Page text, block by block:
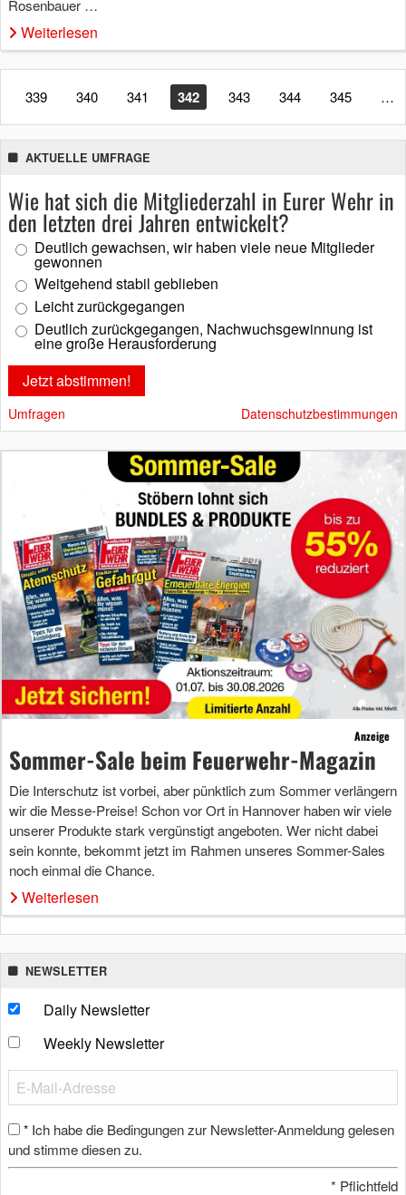
Rosenbauer …
Weiterlesen
339 340 341 342 343 344 345 …
AKTUELLE UMFRAGE
Wie hat sich die Mitgliederzahl in Eurer Wehr in
den letzten drei Jahren entwickelt?
Deutlich gewachsen, wir haben viele neue Mitglieder
gewonnen
Weitgehend stabil geblieben
Leicht zurückgegangen
Deutlich zurückgegangen, Nachwuchsgewinnung ist
eine große Herausforderung
Umfragen Datenschutzbestimmungen
Anzeige
Sommer-Sale beim Feuerwehr-Magazin
Die Interschutz ist vorbei, aber pünktlich zum Sommer verlängern
wir die Messe-Preise! Schon vor Ort in Hannover haben wir viele
unserer Produkte stark vergünstigt angeboten. Wer nicht dabei
sein konnte, bekommt jetzt im Rahmen unseres Sommer-Sales
noch einmal die Chance.
Weiterlesen
NEWSLETTER
Daily Newsletter
Weekly Newsletter
* Ich habe die Bedingungen zur Newsletter-Anmeldung gelesen
und stimme diesen zu.
* Pflichtfeld